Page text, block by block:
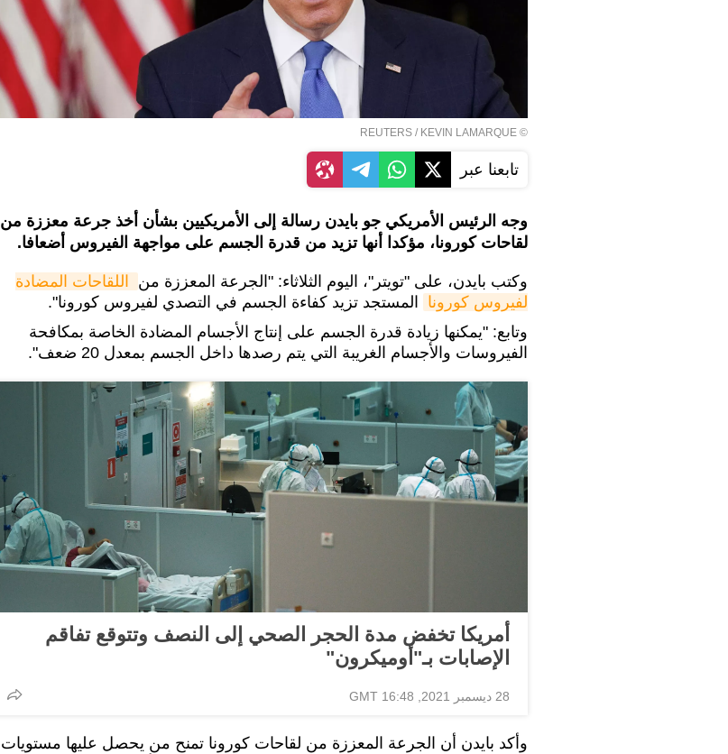
©
REUTERS / KEVIN LAMARQUE
تابعنا عبر
وجه الرئيس الأمريكي جو بايدن رسالة إلى الأمريكيين بشأن أخذ جرعة معززة من
لقاحات كورونا، مؤكدا أنها تزيد من قدرة الجسم على مواجهة الفيروس أضعافا.
وكتب بايدن، على "تويتر"، اليوم الثلاثاء: "الجرعة المعززة من
لفيروس كورونا
المستجد تزيد كفاءة الجسم في التصدي لفيروس كورونا".
وتابع: "يمكنها زيادة قدرة الجسم على إنتاج الأجسام المضادة الخاصة بمكافحة
الفيروسات والأجسام الغريبة التي يتم رصدها داخل الجسم بمعدل 20 ضعف".
أمريكا تخفض مدة الحجر الصحي إلى النصف وتتوقع تفاقم
الإصابات بـ"أوميكرون"
28 ديسمبر 2021, 16:48 GMT
وأكد بايدن أن الجرعة المعززة من لقاحات كورونا تمنح من يحصل عليها مستويات